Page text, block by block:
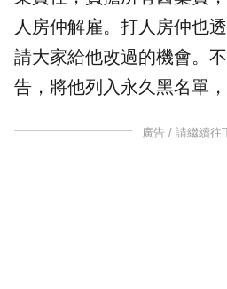
人房仲解雇。打人房仲也
請大家給他改過的機會。
告，將他列入永久黑名單，
廣告 / 請繼續往